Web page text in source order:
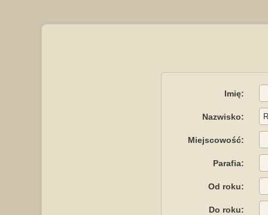
Imię:
Nazwisko:
Miejscowość:
Parafia:
Od roku:
Do roku: